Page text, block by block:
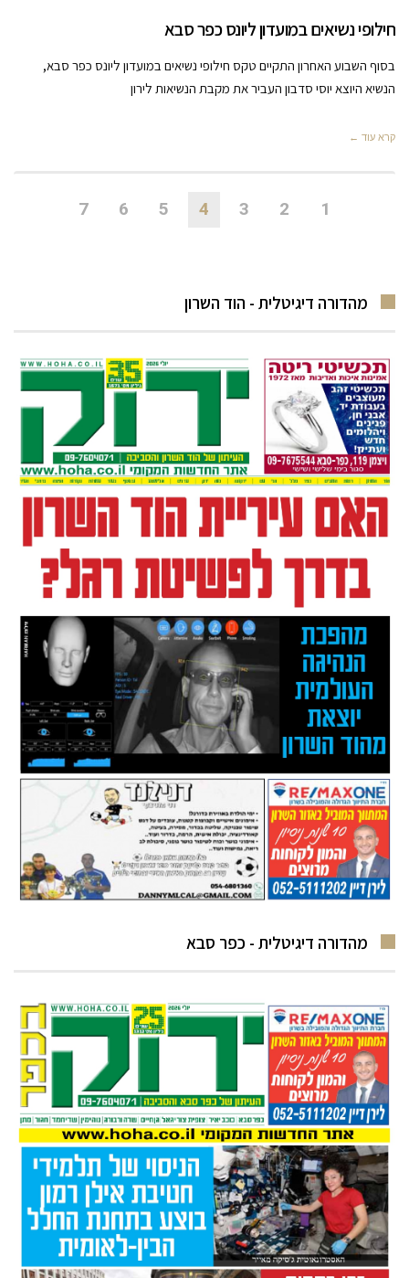
חילופי נשיאים במועדון ליונס כפר סבא
בסוף השבוע האחרון התקיים טקס חילופי נשיאים במועדון ליונס כפר סבא,
הנשיא היוצא יוסי סדבון העביר את מקבת הנשיאות לירון
קרא עוד ←
1
2
3
4
5
6
7
מהדורה דיגיטלית - הוד השרון
מהדורה דיגיטלית - כפר סבא